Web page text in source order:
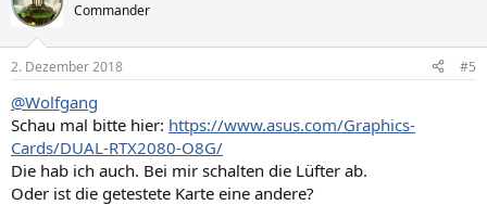
Commander
2. Dezember 2018 #5
@Wolfgang
Schau mal bitte hier: https://www.asus.com/Graphics-
Cards/DUAL-RTX2080-O8G/
Die hab ich auch. Bei mir schalten die Lüfter ab.
Oder ist die getestete Karte eine andere?